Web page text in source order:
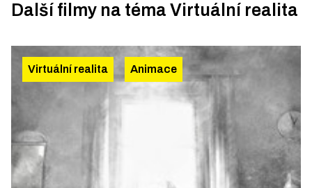
Další filmy na téma Virtuální realita
Virtuální realita Animace